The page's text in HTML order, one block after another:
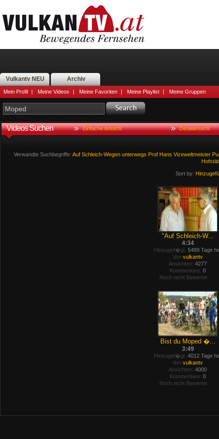
Vulkantv NEU Archiv
Mein Profil | Meine Videos | Meine Favoriten | Meine Playlist | Meine Gruppen
Videos Suchen Einfache Ansicht Detailansicht
Verwandte Suchbegriffe: Auf Schleich-Wegen unterwegs Prof Hans Vizeweltmeister
Sort by:
"Auf Schleich-W...
4:34
Hinzugef�gt: 5489 Tage
Von vulkantv
Ansichten: 4277
Kommentare: 0
Noch nicht Bewertet
Bist du Moped �...
3:49
Hinzugef�gt: 4012 Tage
Von vulkantv
Ansichten: 4000
Kommentare: 0
Noch nicht Bewertet